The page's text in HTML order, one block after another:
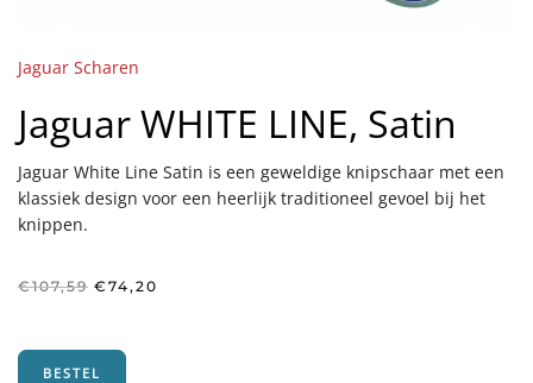
Jaguar Scharen
Jaguar WHITE LINE, Satin
Jaguar White Line Satin is een geweldige knipschaar met een
klassiek design voor een heerlijk traditioneel gevoel bij het
knippen.
€107,59 Oorspronkelijke
€ 74,20
BESTEL